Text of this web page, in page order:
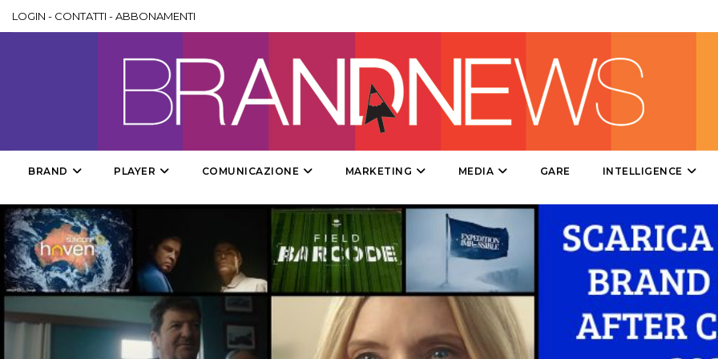
PRODOTTI
CSR
STRATEGIE
CINEMA
DIGITALE
LOGIN - CONTATTI -ABBONAMENTI
BRAND PLAYER COMUNICAZIONE MARKETING MEDIA GARE INTELLIGENCE